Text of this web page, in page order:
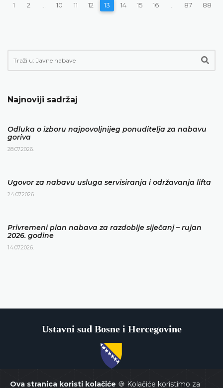
Ova stranica koristi kolačiće 🍪 Kolačiće koristimo za
1 2 10 11 12 13 14 15 16 87 88
Najnoviji sadržaj
Odluka o izboru najpovoljnijeg ponuditelja za nabavu
goriva
28.07.2026.
Ugovor za nabavu usluga servisiranja i održavanja lifta
24.07.2026.
Privremeni plan nabava za razdoblje siječanj – rujan
2026. godine
14.07.2026.
Ustavni sud Bosne i Hercegovine